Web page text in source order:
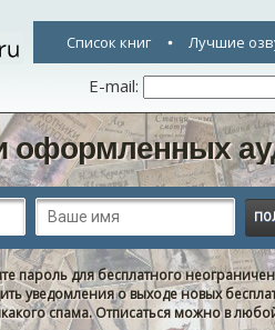
Список книг Лучшие
E-mail:
оформленных
пароль для бесплатного
уведомления о выходе новых
спама. Отписаться можно в